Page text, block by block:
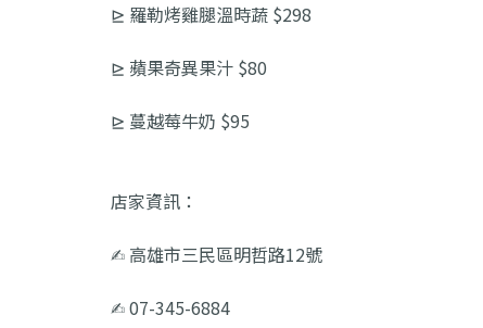
⊵ 羅勒烤雞腿溫時蔬 $298
⊵ 蘋果奇異果汁 $80
⊵ 蔓越莓牛奶 $95
店家資訊：
✍︎ 高雄市三民區明哲路12號
✍︎ 07-345-6884